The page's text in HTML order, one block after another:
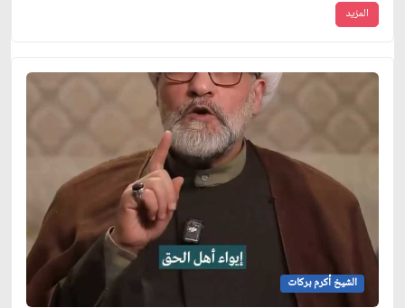
المزيد
الشيخ أكرم بركات